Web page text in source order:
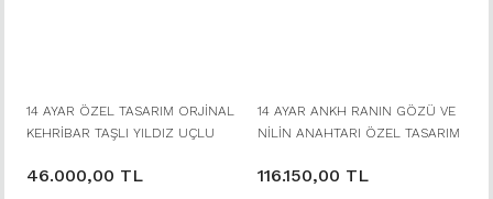
14 AYAR ÖZEL TASARIM ORJİNAL
KEHRİBAR TAŞLI YILDIZ UÇLU
46.000,00 TL
14 AYAR ANKH RANIN GÖZÜ VE
NİLİN ANAHTARI ÖZEL TASARIM
116.150,00 TL